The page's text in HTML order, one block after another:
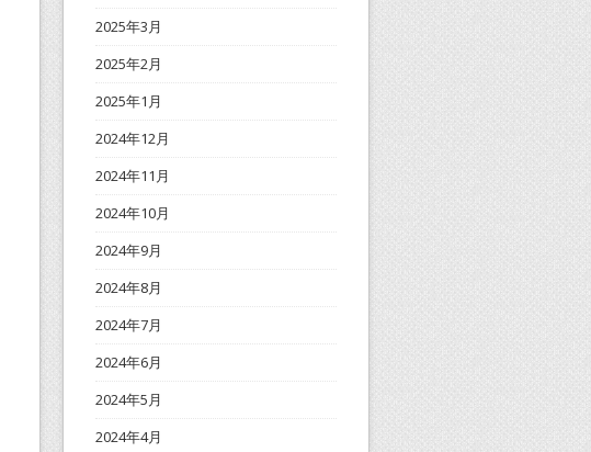
2025年3月
2025年2月
2025年1月
2024年12月
2024年11月
2024年10月
2024年9月
2024年8月
2024年7月
2024年6月
2024年5月
2024年4月